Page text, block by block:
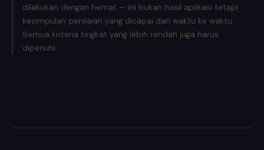
dilakukan dengan hemat — ini bukan hasil aplikasi tetapi
kesimpulan penilaian yang dicapai dari waktu ke waktu.
Semua kriteria tingkat yang lebih rendah juga harus
dipenuhi.